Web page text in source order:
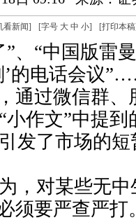
看新闻] [字号 大 中 小] [打印本稿
“中国版雷曼
’的电话会议
通过微信群
小作文”中提
发了市场的
对某些无中
须要严查严打